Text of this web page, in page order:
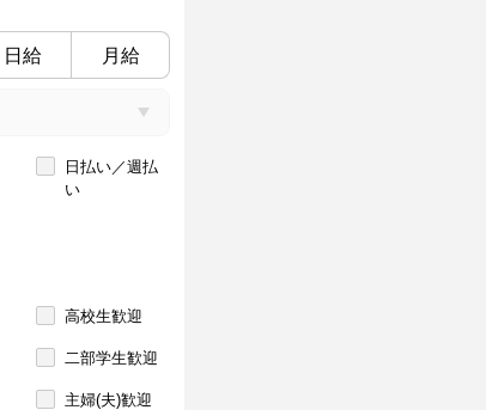
日給 月給
日払い／週払
い
高校生歓迎
二部学生歓迎
主婦(夫)歓迎